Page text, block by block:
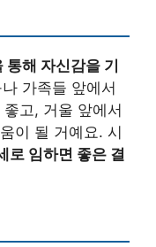
해 자신감을 기
가족들 앞에서
고, 거울 앞에서
이 될 거예요. 시
로 임하면 좋은 결